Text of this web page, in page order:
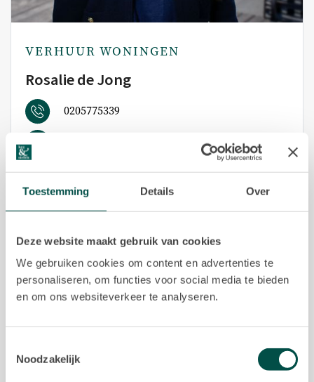
Toestemming Details Over
Deze website maakt gebruik van cookies
We gebruiken cookies om content en advertenties te
personaliseren, om functies voor social media te bieden
en om ons websiteverkeer te analyseren.
Noodzakelijk
VERHUUR WONINGEN
Rosalie de Jong
0205775339
BEKIJK PROFIEL